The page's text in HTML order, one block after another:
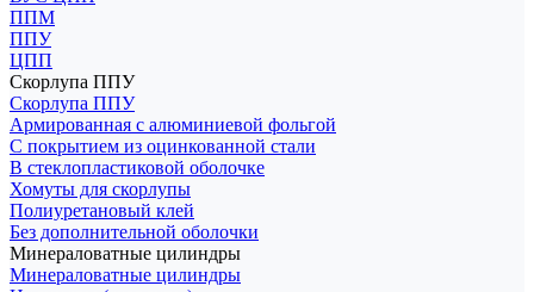
ППМ
ППУ
ЦПП
Скорлупа ППУ
Скорлупа ППУ
Армированная с алюминиевой фольгой
С покрытием из оцинкованной стали
В стеклопластиковой оболочке
Хомуты для скорлупы
Полиуретановый клей
Без дополнительной оболочки
Минераловатные цилиндры
Минераловатные цилиндры